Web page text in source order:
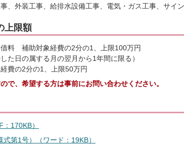
、外装工事、給排水設備工事、電気・ガス工事、サイ
上限額
料 補助対象経費の2分の1、上限100万円
た日の属する月の翌月から1年間に限る）
費の2分の1、上限50万円
で、希望する方は事前にお問い合わせください。
170KB）
第1号）（ワード：19KB）